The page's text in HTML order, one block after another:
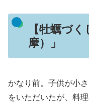
【牡蠣づ
摩）」
かなり前。子供が小さ
をいただいたが、料